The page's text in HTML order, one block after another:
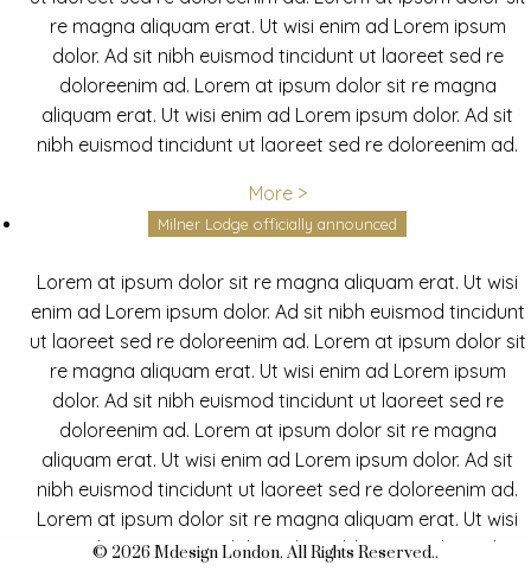
re magna aliquam erat. Ut wisi enim ad Lorem ipsum
dolor. Ad sit nibh euismod tincidunt ut laoreet sed re
doloreenim ad. Lorem at ipsum dolor sit re magna
aliquam erat. Ut wisi enim ad Lorem ipsum dolor. Ad sit
nibh euismod tincidunt ut laoreet sed re doloreenim ad.
More >
Milner Lodge officially announced
Lorem at ipsum dolor sit re magna aliquam erat. Ut wisi
enim ad Lorem ipsum dolor. Ad sit nibh euismod tincidunt
ut laoreet sed re doloreenim ad. Lorem at ipsum dolor sit
re magna aliquam erat. Ut wisi enim ad Lorem ipsum
dolor. Ad sit nibh euismod tincidunt ut laoreet sed re
doloreenim ad. Lorem at ipsum dolor sit re magna
aliquam erat. Ut wisi enim ad Lorem ipsum dolor. Ad sit
nibh euismod tincidunt ut laoreet sed re doloreenim ad.
Lorem at ipsum dolor sit re magna aliquam erat. Ut wisi
enim ad Lorem ipsum dolor. Ad sit nibh euismod tincidunt
© 2026 Mdesign London. All Rights Reserved..